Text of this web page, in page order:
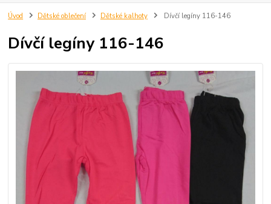
Úvod Dětské oblečení Dětské kalhoty Dívčí legíny 116-146
Dívčí legíny 116-146